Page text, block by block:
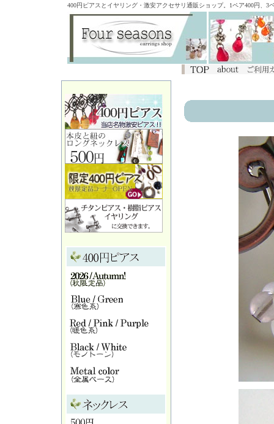
400円ピアスとイヤリング・激安アクセサリ通販ショップ。1ペア400円、